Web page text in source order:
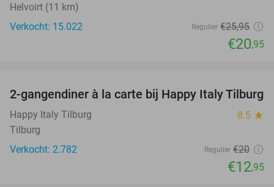
Helvoirt (11 km)
Verkocht: 15.022
Regulier €25,95
€20,95
35%
2-gangendiner à la carte bij Happy Italy Tilburg
Happy Italy Tilburg 8.5 star
Tilburg
Verkocht: 2.782
Regulier €20
€12,95